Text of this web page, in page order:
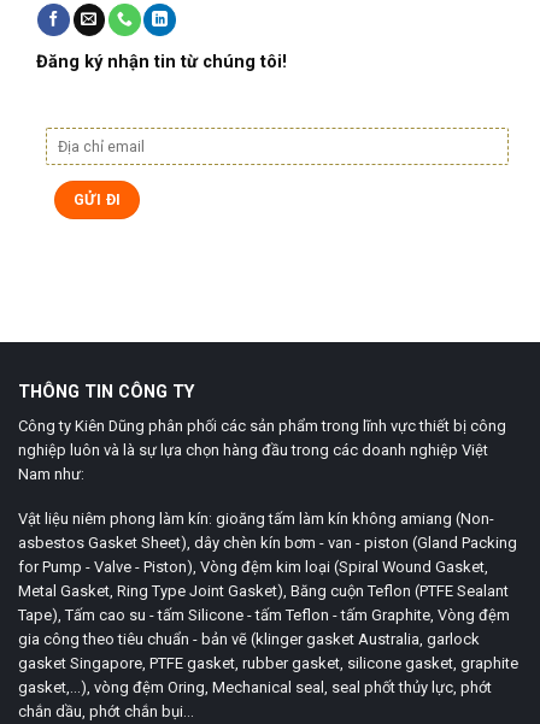
Đăng ký nhận tin từ chúng tôi!
THÔNG TIN CÔNG TY
Công ty Kiên Dũng phân phối các sản phẩm trong lĩnh vực thiết bị công
nghiệp luôn và là sự lựa chọn hàng đầu trong các doanh nghiệp Việt
Nam như:
Vật liệu niêm phong làm kín: gioăng tấm làm kín không amiang (Non-
asbestos Gasket Sheet), dây chèn kín bơm - van - piston (Gland Packing
for Pump - Valve - Piston), Vòng đệm kim loại (Spiral Wound Gasket,
Metal Gasket, Ring Type Joint Gasket), Băng cuộn Teflon (PTFE Sealant
Tape), Tấm cao su - tấm Silicone - tấm Teflon - tấm Graphite, Vòng đệm
gia công theo tiêu chuẩn - bản vẽ (klinger gasket Australia, garlock
gasket Singapore, PTFE gasket, rubber gasket, silicone gasket, graphite
gasket,...), vòng đệm Oring, Mechanical seal, seal phốt thủy lực, phớt
chắn dầu, phớt chắn bụi...